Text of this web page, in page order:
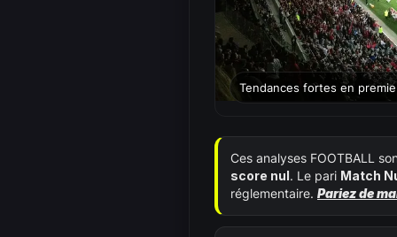
Tendances fortes en
Ces analyses FOOTBALL
score nul. Le pari Match
réglementaire. Pariez de